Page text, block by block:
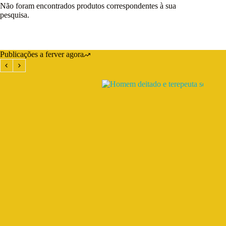
Não foram encontrados produtos correspondentes à sua
pesquisa.
Publicações a ferver agora